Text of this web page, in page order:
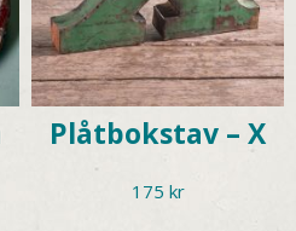
Plåtbokstav – X
175 kr